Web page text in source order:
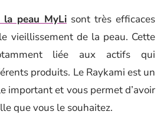
peau MyLi sont très efficaces
vieillissement de la peau. Cette
liée aux actifs qui
produits. Le Raykami est un
important et vous permet d’avoir
que vous le souhaitez.